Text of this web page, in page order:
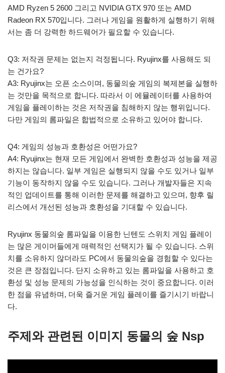
AMD Ryzen 5 2600 그리고 NVIDIA GTX 970 또는 AMD
Radeon RX 570입니다. 그러나 게임을 원활하게 실행하기 위해
서는 좀 더 강력한 하드웨어가 필요할 수 있습니다.
Q3: 저작권 문제는 없는지 걱정됩니다. Ryujinx를 사용해도 되
는 건가요?
A3: Ryujinx는 오픈 소스이며, 동물의숲 게임의 복제본을 실행하
는 것만을 목적으로 합니다. 따라서 이 에뮬레이터를 사용하여
게임을 플레이하는 것은 저작권을 침해하지 않는 행위입니다.
다만 게임의 롬파일은 합법적으로 소유하고 있어야 합니다.
Q4: 게임의 성능과 호환성은 어떤가요?
A4: Ryujinx는 현재 모든 게임에서 완벽한 호환성과 성능을 제공
하지는 않습니다. 일부 게임은 실행되지 않을 수도 있거나 일부
기능이 동작하지 않을 수도 있습니다. 그러나 개발자들은 지속
적인 업데이트를 통해 이러한 문제를 해결하고 있으며, 향후 릴
리스에서 개선된 성능과 호환성을 기대할 수 있습니다.
Ryujinx 동물의숲 롬파일을 이용한 닌텐도 스위치 게임 플레이
는 많은 게이머들에게 매력적인 선택지가 될 수 있습니다. 스위
치를 소유하지 않더라도 PC에서 동물의숲을 경험할 수 있다는
것은 큰 장점입니다. 단지 소유하고 있는 롬파일을 사용하고 호
환성 및 성능 문제의 가능성을 인식하는 것이 중요합니다. 이러
한 점을 유념하며, 더욱 즐거운 게임 플레이를 즐기시기 바랍니
다.
주제와 관련된 이미지 동물의 숲 Nsp